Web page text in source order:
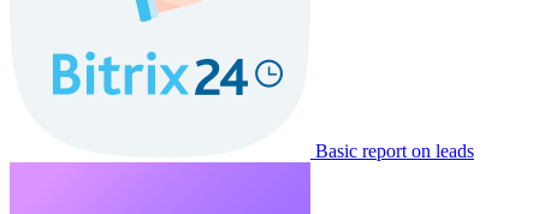
Basic report on leads